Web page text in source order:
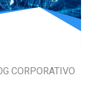
CORPORATIVO